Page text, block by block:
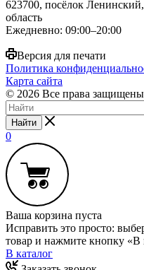
623700, посёлок
область
Ежедневно: 09:00–20:00
Версия для печати
Политика
Карта сайта
© 2026 Все права
Найти
0
Ваша корзина пуста
Исправить это просто:
товар и нажмите кнопку «В
В каталог